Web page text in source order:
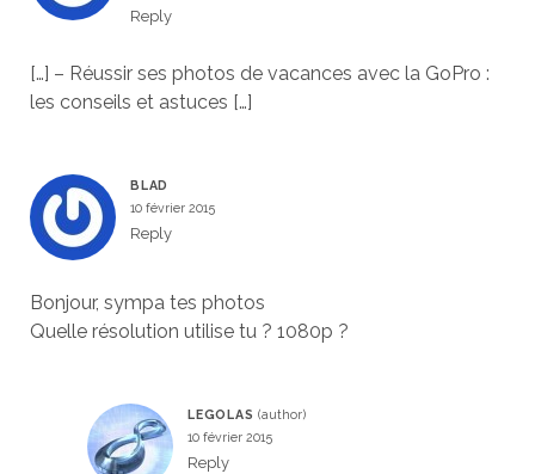
Reply
[…] – Réussir ses photos de vacances avec la GoPro :
les conseils et astuces […]
BLAD
10 février 2015
Reply
Bonjour, sympa tes photos
Quelle résolution utilise tu ? 1080p ?
LEGOLAS
10 février 2015
Reply